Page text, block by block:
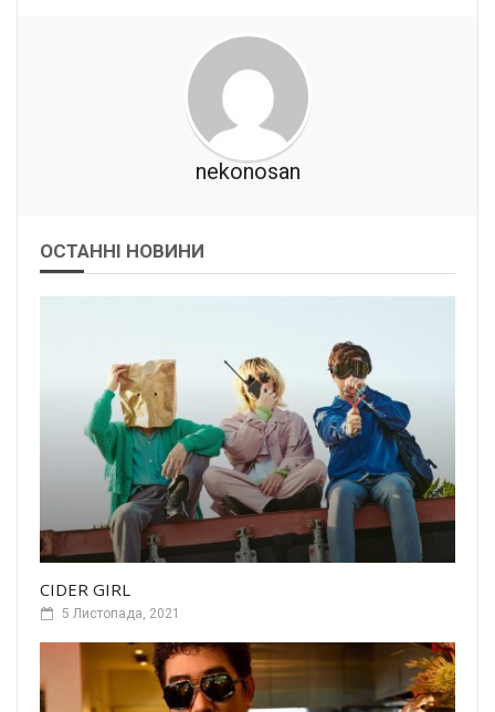
nekonosan
ОСТАННІ НОВИНИ
CIDER GIRL
5 Листопада, 2021